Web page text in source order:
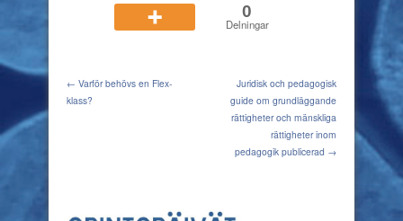
0
Delningar
← Varför behövs en Flex-
klass?
Juridisk och pedagogisk
guide om grundläggande
rättigheter och mänskliga
rättigheter inom
pedagogik publicerad →